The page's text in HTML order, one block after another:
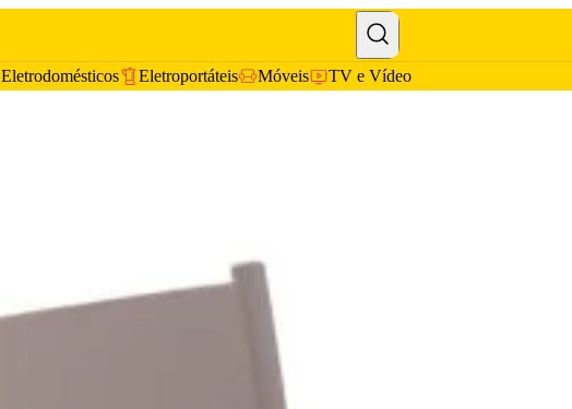
Eletrodomésticos Eletroportáteis Móveis TV e Vídeo